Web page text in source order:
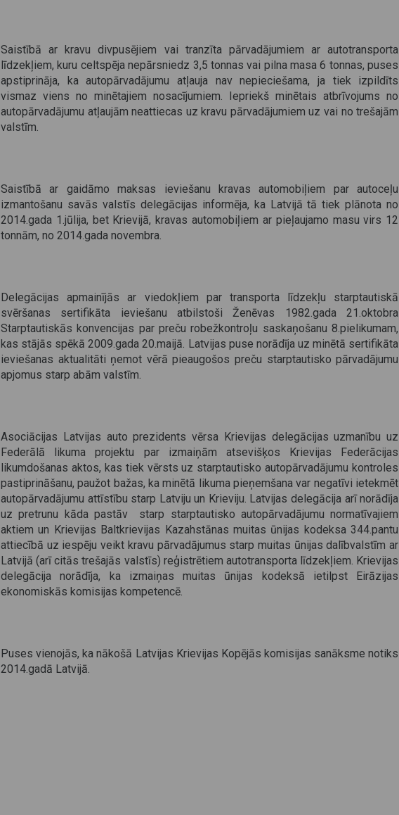
Saistībā ar kravu divpusējiem vai tranzīta pārvadājumiem ar autotransporta
līdzekļiem, kuru celtspēja nepārsniedz 3,5 tonnas vai pilna masa 6 tonnas, puses
apstiprināja, ka autopārvadājumu atļauja nav nepieciešama, ja tiek izpildīts
vismaz viens no minētajiem nosacījumiem. Iepriekš minētais atbrīvojums no
autopārvadājumu atļaujām neattiecas uz kravu pārvadājumiem uz vai no trešajām
valstīm.
Saistībā ar gaidāmo maksas ieviešanu kravas automobiļiem par autoceļu
izmantošanu savās valstīs delegācijas informēja, ka Latvijā tā tiek plānota no
2014.gada 1.jūlija, bet Krievijā, kravas automobiļiem ar pieļaujamo masu virs 12
tonnām, no 2014.gada novembra.
Delegācijas apmainījās ar viedokļiem par transporta līdzekļu starptautiskā
svēršanas sertifikāta ieviešanu atbilstoši Ženēvas 1982.gada 21.oktobra
Starptautiskās konvencijas par preču robežkontroļu saskaņošanu 8.pielikumam,
kas stājās spēkā 2009.gada 20.maijā. Latvijas puse norādīja uz minētā sertifikāta
ieviešanas aktualitāti ņemot vērā pieaugošos preču starptautisko pārvadājumu
apjomus starp abām valstīm.
Asociācijas Latvijas auto prezidents vērsa Krievijas delegācijas uzmanību uz
Federālā likuma projektu par izmaiņām atsevišķos Krievijas Federācijas
likumdošanas aktos, kas tiek vērsts uz starptautisko autopārvadājumu kontroles
pastiprināšanu, paužot bažas, ka minētā likuma pieņemšana var negatīvi ietekmēt
autopārvadājumu attīstību starp Latviju un Krieviju. Latvijas delegācija arī norādīja
uz pretrunu kāda pastāv starp starptautisko autopārvadājumu normatīvajiem
aktiem un Krievijas Baltkrievijas Kazahstānas muitas ūnijas kodeksa 344.pantu
attiecībā uz iespēju veikt kravu pārvadājumus starp muitas ūnijas dalībvalstīm ar
Latvijā (arī citās trešajās valstīs) reģistrētiem autotransporta līdzekļiem. Krievijas
delegācija norādīja, ka izmaiņas muitas ūnijas kodeksā ietilpst Eirāzijas
ekonomiskās komisijas kompetencē.
Puses vienojās, ka nākošā Latvijas Krievijas Kopējās komisijas sanāksme notiks
2014.gadā Latvijā.